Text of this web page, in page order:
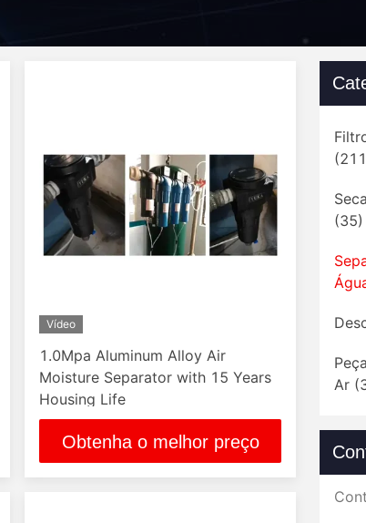
Vídeo
1.0Mpa Aluminum Alloy Air
Moisture Separator with 15 Years
Housing Life
Obtenha o melhor preço
(35)
Ar